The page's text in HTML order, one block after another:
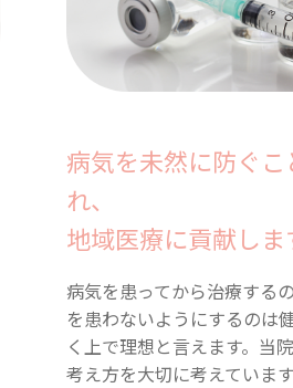
病気を未然に防ぐこ
れ、
地域医療に貢献しま
病気を患ってから治療する
を患わないようにするのは
く上で理想と言えます。当
考え方を大切に考えています